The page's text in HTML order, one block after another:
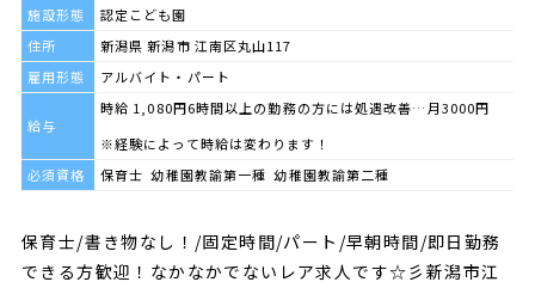
施設形態
認定こども園
住所
新潟県 新潟市 江南区丸山117
雇用形態
アルバイト・パート
給与
時給 1,080円6時間以上の勤務の方には処遇改善…月3000円
※経験によって時給は変わります！
必須資格
保育士 幼稚園教諭第一種 幼稚園教諭第二種
保育士/書き物なし！/固定時間/パート/早朝時間/即日勤務
できる方歓迎！なかなかでないレア求人です☆彡新潟市江